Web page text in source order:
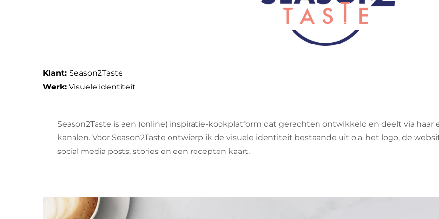
Klant: Season2Taste
Werk: Visuele identiteit
Season2Taste is een (online) inspiratie-kookplatform dat gerechten ontwikkeld en deelt via haar
kanalen. Voor Season2Taste ontwierp ik de visuele identiteit bestaande uit o.a. het logo, de
social media posts, stories en een recepten kaart.